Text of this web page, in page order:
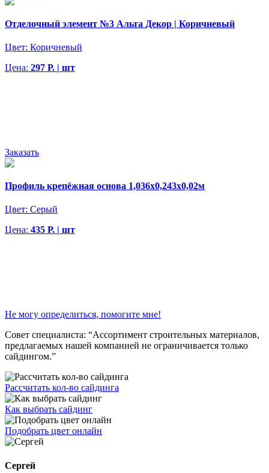
Отделочный элемент №3 Альта Декор | Коричневый
Цвет: Коричневый
Цена: 297 Р. | шт
Заказать
Профиль крепёжная основа 1,036х0,243х0,02м
Цвет: Серый
Цена: 435 Р. | шт
Не могу определиться, помогите мне!
Совет специалиста: “Ассортимент строительных материалов,
предлагаемых нашей компанией не ограничивается только
сайдингом.”
Рассчитать кол-во сайдинга
Как выбрать сайдинг
Подобрать цвет онлайн
Сергей